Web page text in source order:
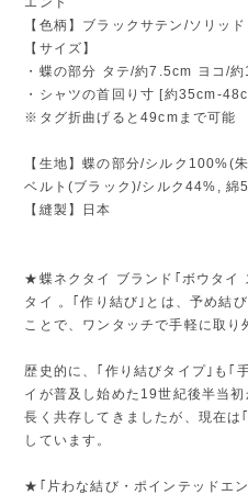
【色柄】ブラックサテン/ソリッド
【サイズ】
・蝶の部分 タテ/約7.5cm ヨコ/
・シャツの首回り寸 [約35cm-
※タグ折曲げると49cmまで可
【生地】蝶の部分/シルク100%(
ベルト(ブラック)/シルク44%, 綿
【縫製】日本
★蝶ネクタイ ブランド｢ボウタイ
タイ 。｢作り結び｣とは、予め結
ことで、ワンタッチで手軽に取り
歴史的に、｢作り結びタイプ｣も｢
イが普及し始めた19世紀後半当
長く共存してきましたが、現在は
しています。
★｢片わな結び・ポインテッドエ